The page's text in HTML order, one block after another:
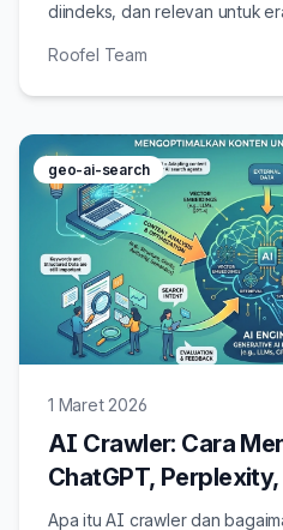
diindeks, dan relevan untuk
Roofel Team
geo-ai-search
1 Maret 2026
AI Crawler: Cara
ChatGPT,
Website Anda
Apa itu AI crawler dan